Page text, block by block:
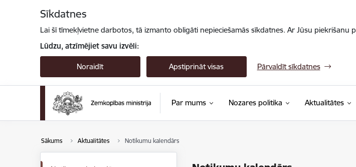
Sīkdatnes
Lai šī tīmekļvietne darbotos, tā izmanto obligāti nepieciešamās sīkdatnes. Ar Jūsu
Lūdzu, atzīmējiet savu izvēli:
Noraidīt Apstiprināt visas Pārvaldīt sīkdatnes
Par mums Nozares politika Aktualitātes
Sākums Aktualitātes Notikumu kalendārs